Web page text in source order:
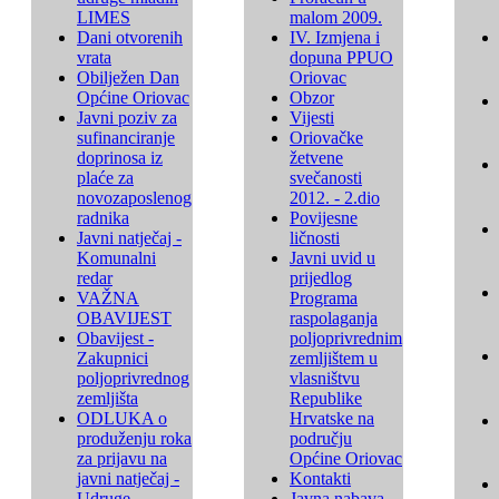
LIMES
Dani otvorenih
vrata
Obilježen Dan
Općine Oriovac
Javni poziv za
sufinanciranje
doprinosa iz
plaće za
novozaposlenog
radnika
Javni natječaj -
Komunalni
redar
VAŽNA
OBAVIJEST
Obavijest -
Zakupnici
poljoprivrednog
zemljišta
ODLUKA o
produženju roka
za prijavu na
javni natječaj -
malom 2009.
IV. Izmjena i
dopuna PPUO
Oriovac
Obzor
Vijesti
Oriovačke
žetvene
svečanosti
2012. - 2.dio
Povijesne
ličnosti
Javni uvid u
prijedlog
Programa
raspolaganja
poljoprivrednim
zemljištem u
vlasništvu
Republike
Hrvatske na
području
Općine Oriovac
Kontakti